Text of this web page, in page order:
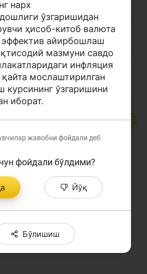
хизматлар
қидирув
З И Й К
Н О
Ў Ү Ф Х
Ш Э Ю Я ...
нарх
ўзгаришидан
ҳисоб-китоб валюта
эффектив айирбошлаш
мазмуни савдо
инфляция
мослаштирилган
курсининг ўзгаришини
иборат.
жавобни фойдали деб
фойдали бўлдими?
Йўқ
Бўлишиш